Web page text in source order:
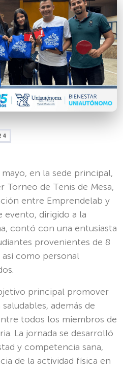
en la sede principal,
Torneo de Tenis de Mesa,
entre Emprendelab y
evento, dirigido a la
contó con una entusiasta
provenientes de 8
así como personal
principal promover
además de
todos los miembros de
La jornada se desarrolló
y competencia sana,
de la actividad física en